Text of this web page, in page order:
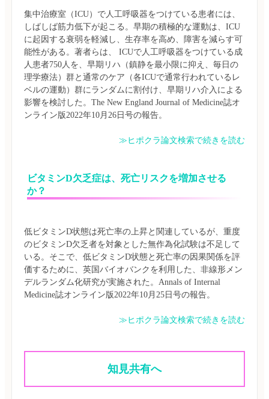
集中治療室（ICU）で人工呼吸器をつけている患者には、
しばしば筋力低下が起こる。早期の積極的な運動は、ICU
に起因する衰弱を軽減し、生存率を高め、障害を減らす可
能性がある。著者らは、 ICUで人工呼吸器をつけている成
人患者750人を、早期リハ（鎮静を最小限に抑え、毎日の
理学療法）群と通常のケア（各ICUで通常行われているレ
ベルの運動）群にランダムに割付け、早期リハ介入による
影響を検討した。The New England Journal of Medicine誌オ
≫ヒポクラ論文検索で続きを読む
ビタミンD欠乏症は、死亡リスクを増加させる
か？
低ビタミンD状態は死亡率の上昇と関連しているが、重度
のビタミンD欠乏者を対象とした無作為化試験は不足して
いる。そこで、低ビタミンD状態と死亡率の因果関係を評
価するために、英国バイオバンクを利用した、非線形メン
デルランダム化研究が実施された。Annals of Internal
≫ヒポクラ論文検索で続きを読む
知見共有へ